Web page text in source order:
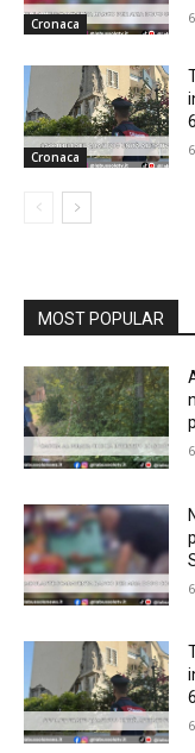
Cronaca
Cronaca
MOST POPULAR